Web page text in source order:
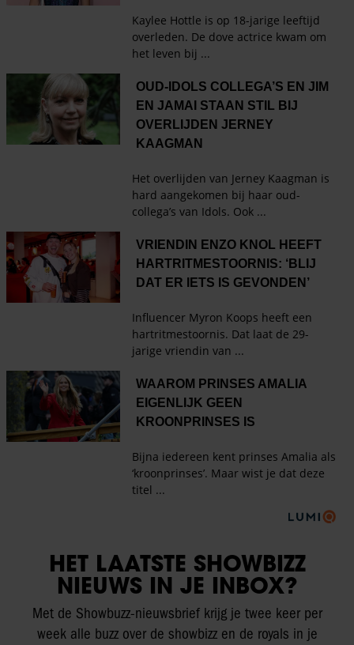
HET LAATSTE SHOWBIZZ
NIEUWS IN JE INBOX?
Met de Showbuzz-nieuwsbrief krijg je twee keer per
week alle buzz over de showbizz en de royals in je